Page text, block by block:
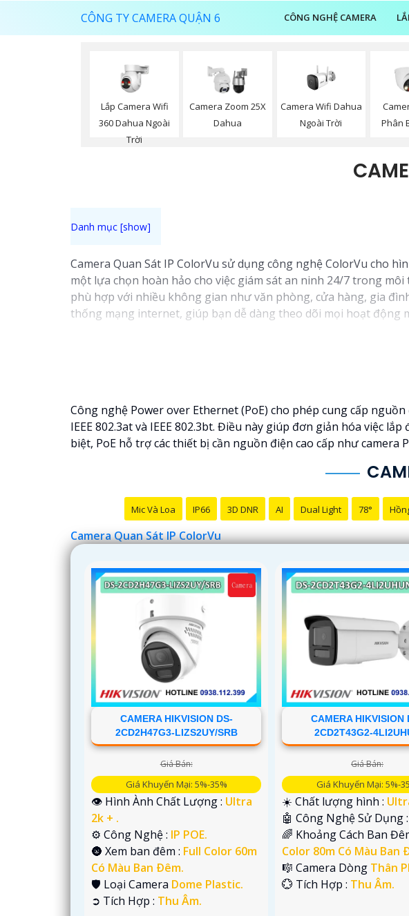
CÔNG TY CAMERA QUẬN 6 CÔNG NGHỆ CAMERA
Lắp Camera Wifi
360 Dahua Ngoài
Trời
Camera Zoom 25X
Dahua
Camera Wifi Dahua
Ngoài Trời
Phân
Camera Quan Sát IP ColorVu sử dụng công nghệ ColorVu cho
một lựa chọn hoàn hảo cho việc giám sát an ninh 24/7 trong
phù hợp với nhiều không gian như văn phòng, cửa hàng, gia
thống mạng internet, giúp bạn dễ dàng theo dõi mọi hoạt động
Công nghệ Power over Ethernet (PoE) cho phép cung cấp
IEEE 802.3at và IEEE 802.3bt. Điều này giúp đơn giản hóa việc
biệt, PoE hỗ trợ các thiết bị cần nguồn điện cao cấp như camera
Mic Và Loa IP66 3D DNR AI Dual Light 78°
Camera Quan Sát IP ColorVu
CAMERA HIKVISION DS-
2CD2H47G3-LIZS2UY/SRB
Giá Bán:
Giá Khuyến Mại: 5%-35%
👁 Hình Ành Chất Lượng : Ultra
2k + .
⚙ Công Nghệ : IP POE.
🌚 Xem ban đêm : Full Color 60m
Có Màu Ban Ðêm.
🛡 Loại Camera Dome Plastic.
️➲ Tích Hợp : Thu Âm.
CAMERA HIKVISION
2CD2T43G2-
Giá Bán:
Giá Khuyến Mại: 5%-
☀️ Chất lượng hình :
🤖️ Công Nghệ Sử Dụng :
🌈 Khoảng Cách Ban
Color 80m Có Màu Ban
🎼️ Camera Dòng Thân
️💮 Tích Hợp : Thu Âm.